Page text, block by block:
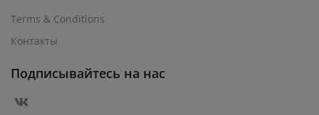
Terms & Conditions
Контакты
Подписывайтесь на нас